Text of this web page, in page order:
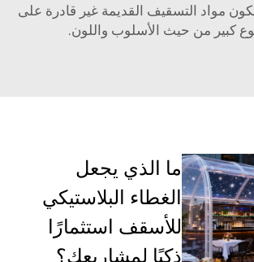
تكون مواد التسقيف القديمة غير قادرة على
كبير من حيث الأسلوب واللون.
ما الذي يجعل
الغطاء البلاستيكي
للأسقف استثمارًا
ذكيًا لمشاريعك؟